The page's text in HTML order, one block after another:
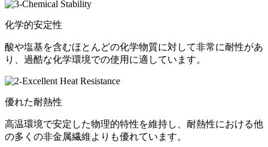
化学的安定性
酸や塩基を含むほとんどの化学物質に対して非常に耐性があ
り、過酷な化学環境での使用に適しています。
優れた耐熱性
高温環境で安定した物理的特性を維持し、耐熱性における他
の多くの非金属繊維よりも優れています。